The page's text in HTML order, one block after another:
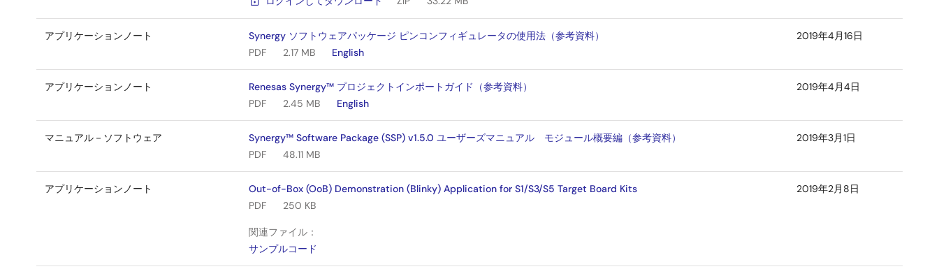
アプリケーションノート
Synergy ソフトウェアパッケージ ピンコンフィギュレータの使用法（参考資料）
PDF
2.17 MB English
2019年4月16日
アプリケーションノート
Renesas Synergy™ プロジェクトインポートガイド（参考資料）
PDF
2.45 MB English
2019年4月4日
マニュアル－ソフトウェア
Synergy™ Software Package (SSP) v1.5.0 ユーザーズマニュアル モジュール概要編（参考資料）
PDF
48.11 MB
2019年3月1日
アプリケーションノート
Out-of-Box (OoB) Demonstration (Blinky) Application for S1/S3/S5 Target Board Kits
PDF
250 KB
関連ファイル：
サンプルコード
2019年2月8日